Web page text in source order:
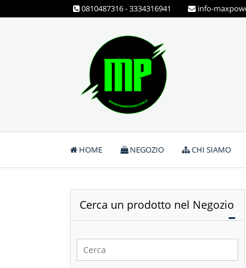
to
0810487316 - 3334316941 info-
Max Power
HOME NEGOZIO CHI SIAMO
Cerca un prodotto nel Negozio